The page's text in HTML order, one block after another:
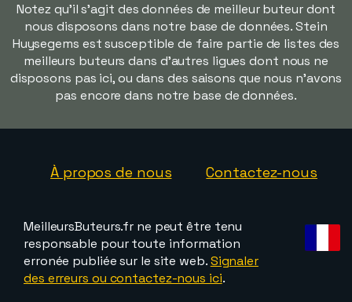
Notez qu'il s'agit des données de meilleur buteur dont
nous disposons dans notre base de données. Stein
Huysegems est susceptible de faire partie de listes des
meilleurs buteurs dans d'autres ligues dont nous ne
disposons pas ici, ou dans des saisons que nous n'avons
pas encore dans notre base de données.
À propos de nous Contactez-nous
MeilleursButeurs.fr ne peut être tenu
responsable pour toute information
erronée publiée sur le site web.Signaler
des erreurs ou contactez-nous ici.